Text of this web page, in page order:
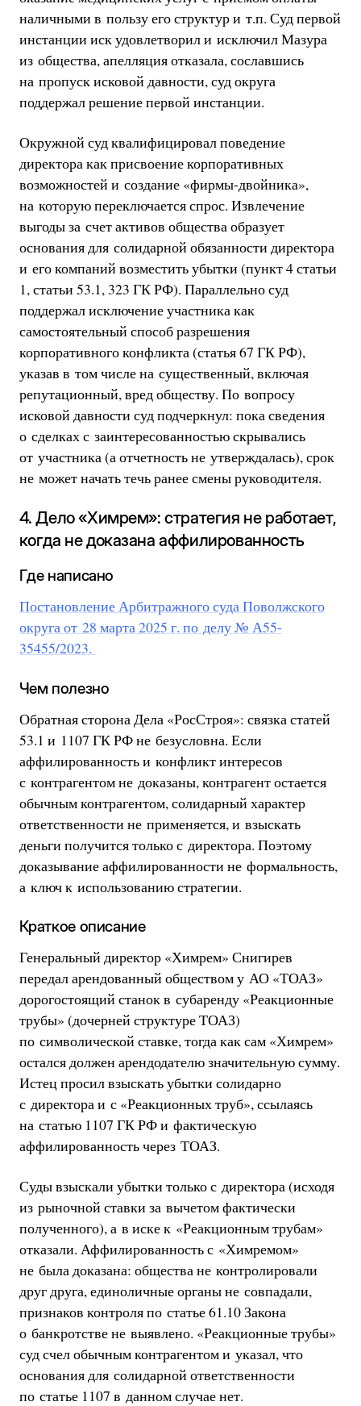
наличными в пользу его структур и т.п. Суд первой
инстанции иск удовлетворил и исключил Мазура
из общества, апелляция отказала, сославшись
на пропуск исковой давности, суд округа
поддержал решение первой инстанции.
Окружной суд квалифицировал поведение
директора как присвоение корпоративных
возможностей и создание «фирмы-двойника»,
на которую переключается спрос. Извлечение
выгоды за счет активов общества образует
основания для солидарной обязанности директора
и его компаний возместить убытки (пункт 4 статьи
1, статьи 53.1, 323 ГК РФ). Параллельно суд
поддержал исключение участника как
самостоятельный способ разрешения
корпоративного конфликта (статья 67 ГК РФ),
указав в том числе на существенный, включая
репутационный, вред обществу. По вопросу
исковой давности суд подчеркнул: пока сведения
о сделках с заинтересованностью скрывались
от участника (а отчетность не утверждалась), срок
не может начать течь ранее смены руководителя.
4. Дело «Химрем»: стратегия не работает,
когда не доказана аффилированность
Где написано
Постановление Арбитражного суда Поволжского
округа от 28 марта 2025 г. по делу № А55-
35455/2023.
Чем полезно
Обратная сторона Дела «РосСтроя»: связка статей
53.1 и 1107 ГК РФ не безусловна. Если
аффилированность и конфликт интересов
с контрагентом не доказаны, контрагент остается
обычным контрагентом, солидарный характер
ответственности не применяется, и взыскать
деньги получится только с директора. Поэтому
доказывание аффилированности не формальность,
а ключ к использованию стратегии.
Краткое описание
Генеральный директор «Химрем» Снигирев
передал арендованный обществом у АО «ТОАЗ»
дорогостоящий станок в субаренду «Реакционные
трубы» (дочерней структуре ТОАЗ)
по символической ставке, тогда как сам «Химрем»
остался должен арендодателю значительную сумму.
Истец просил взыскать убытки солидарно
с директора и с «Реакционных труб», ссылаясь
на статью 1107 ГК РФ и фактическую
аффилированность через ТОАЗ.
Суды взыскали убытки только с директора (исходя
из рыночной ставки за вычетом фактически
полученного), а в иске к «Реакционным трубам»
отказали. Аффилированность с «Химремом»
не была доказана: общества не контролировали
друг друга, единоличные органы не совпадали,
признаков контроля по статье 61.10 Закона
о банкротстве не выявлено. «Реакционные трубы»
суд счел обычным контрагентом и указал, что
основания для солидарной ответственности
по статье 1107 в данном случае нет.